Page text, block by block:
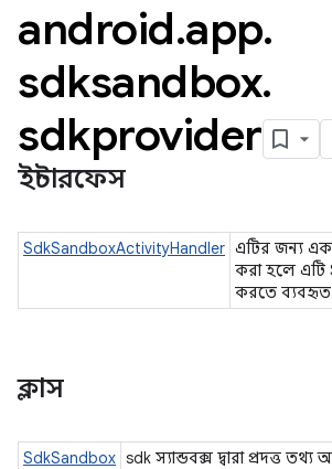
android.app.
sdksandbox.
sdkprovider
ইন্টারফেস
SdkSandboxActivityHandler এটির জন্য
করা হলে এটি
করতে ব্যবহৃত
ক্লাস
SdkSandbox sdk স্যান্ডবক্স দ্বারা প্রদত্ত তথ্য